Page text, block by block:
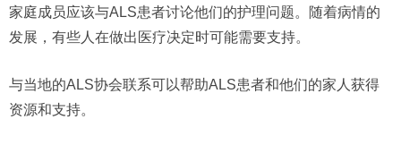
家庭成员应该与ALS患者讨论他们的护理问题。随着病情的
发展，有些人在做出医疗决定时可能需要支持。
与当地的ALS协会联系可以帮助ALS患者和他们的家人获得
资源和支持。